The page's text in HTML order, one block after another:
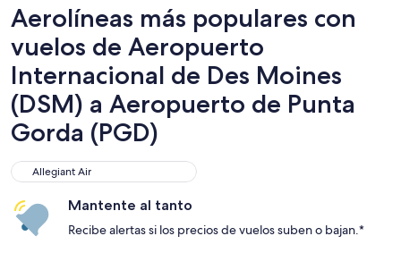
Aerolíneas más populares con
vuelos de Aeropuerto
Internacional de Des Moines
(DSM) a Aeropuerto de Punta
Gorda (PGD)
Allegiant Air
Allegiant Air
Mantente al tanto
Recibe alertas si los precios de vuelos suben o bajan.*